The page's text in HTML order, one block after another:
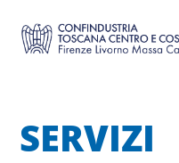
SERVIZI